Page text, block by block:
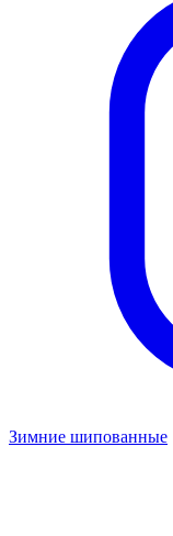
Зимние шипованные